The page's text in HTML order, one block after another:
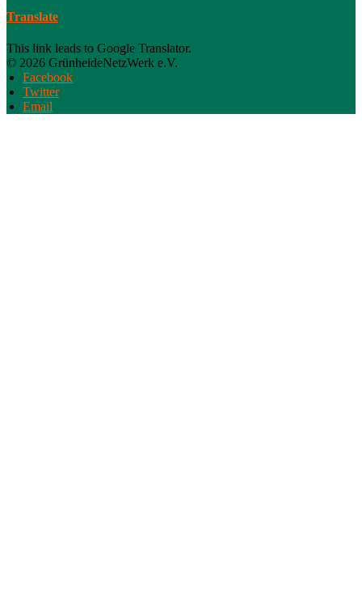
Translate
This link leads to Google Translator.
© 2026 GrünheideNetzWerk e.V.
Facebook
Twitter
Email